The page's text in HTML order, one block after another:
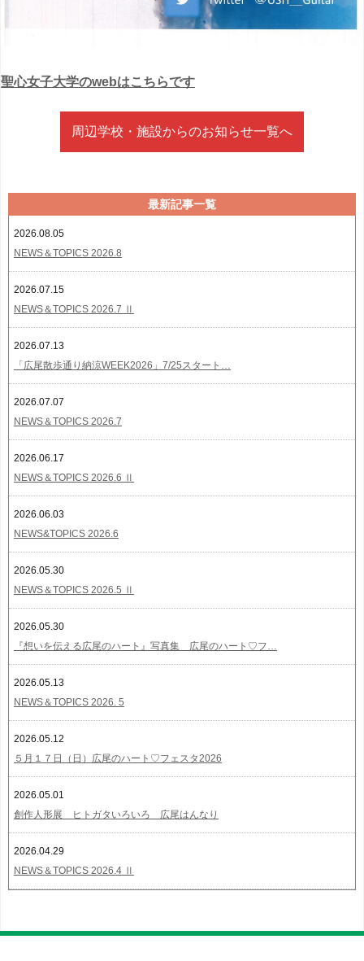
聖心女子大学のwebはこちらです
周辺学校・施設からのお知らせ一覧へ
最新記事一覧
2026.08.05
NEWS＆TOPICS 2026.8
2026.07.15
NEWS＆TOPICS 2026.7 Ⅱ
2026.07.13
「広尾散歩通り納涼WEEK2026」7/25スタート…
2026.07.07
NEWS＆TOPICS 2026.7
2026.06.17
NEWS＆TOPICS 2026.6 Ⅱ
2026.06.03
NEWS&TOPICS 2026.6
2026.05.30
NEWS＆TOPICS 2026.5 Ⅱ
2026.05.30
『想いを伝える広尾のハート』写真集 広尾のハート♡フ…
2026.05.13
NEWS＆TOPICS 2026. 5
2026.05.12
５月１７日（日）広尾のハート♡フェスタ2026
2026.05.01
創作人形展 ヒトガタいろいろ 広尾はんなり
2026.04.29
NEWS＆TOPICS 2026.4 Ⅱ